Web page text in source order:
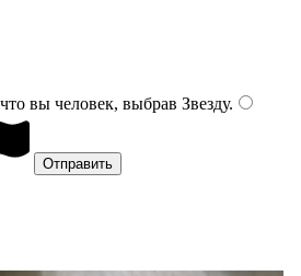
вы человек, выбрав Звезду.